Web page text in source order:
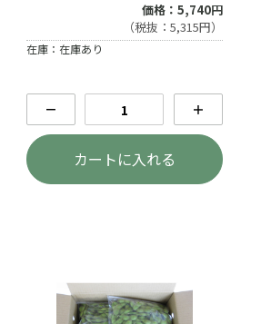
価格：5,740円
（税抜：5,315円）
在庫：在庫あり
－ ＋
カートに入れる